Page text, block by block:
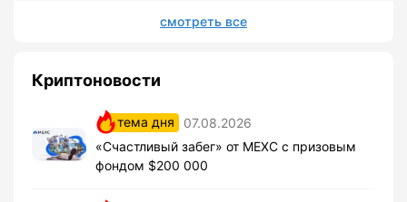
смотреть все
Криптоновости
тема дня
07.08.2026
«Счастливый забег» от MEXC с призовым
фондом $200 000